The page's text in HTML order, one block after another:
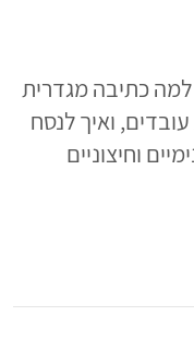
כתיבה מגדרית
ואיך לנסח
וחיצוניים